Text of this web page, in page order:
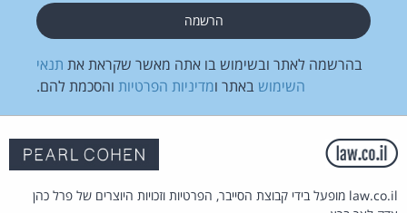
בהרשמה לאתר ובשימוש בו אתה מאשר שקראת את תנאי
השימוש באתר ומדיניות הפרטיות והסכמת להם.
law.co.il מופעל בידי קבוצת הסייבר, הפרטיות וזכויות היוצרים של פרל כהן